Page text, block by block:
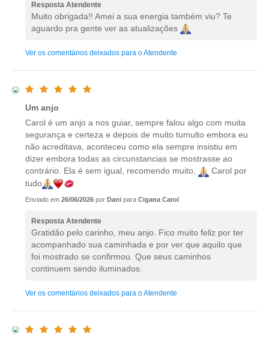
Resposta Atendente
Muito obrigada!! Amei a sua energia também viu? Te
aguardo pra gente ver as atualizações
Ver os comentários deixados para o Atendente
Um anjo
Carol é um anjo a nos guiar, sempre falou algo com muita
segurança e certeza e depois de muito tumulto embora eu
não acreditava, aconteceu como ela sempre insistiu em
dizer embora todas as circunstancias se mostrasse ao
contrário. Ela é sem igual, recomendo muito,
Carol por
tudo
Enviado em 26/06/2026 por Dani para Cigana Carol
Resposta Atendente
Gratidão pelo carinho, meu anjo. Fico muito feliz por ter
acompanhado sua caminhada e por ver que aquilo que
foi mostrado se confirmou. Que seus caminhos
continuem sendo iluminados.
Ver os comentários deixados para o Atendente